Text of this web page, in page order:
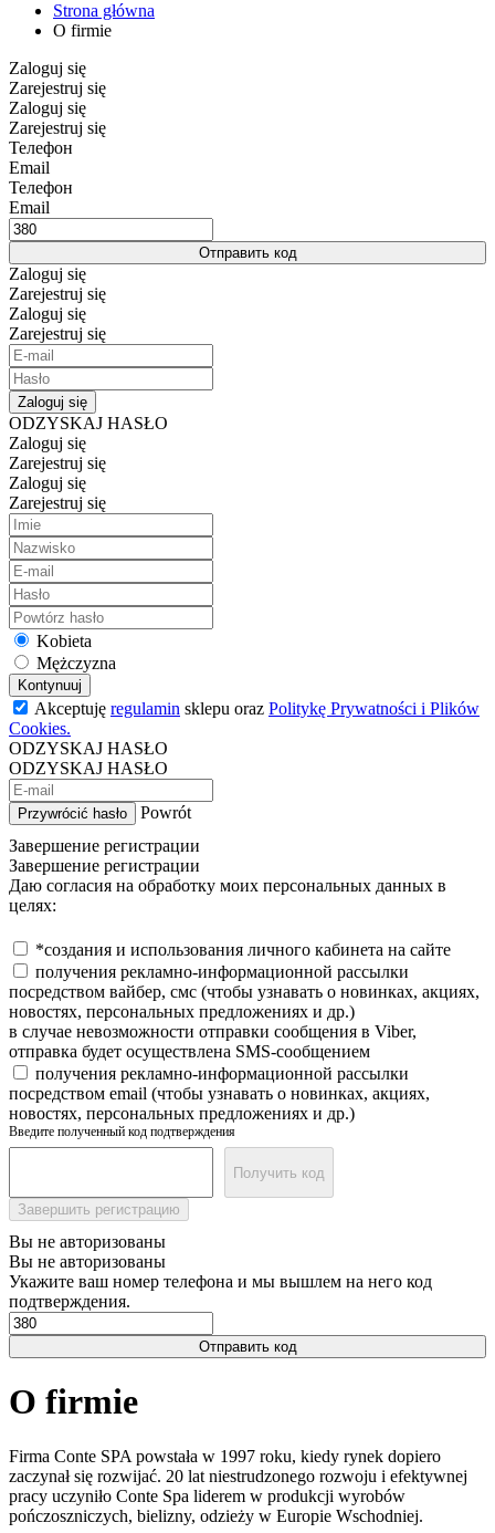
Strona główna
O firmie
Zaloguj się
Zarejestruj się
Zaloguj się
Zarejestruj się
Телефон
Email
Телефон
Email
Отправить код
Zaloguj się
Zarejestruj się
Zaloguj się
Zarejestruj się
Zaloguj się
ODZYSKAJ HASŁO
Zaloguj się
Zarejestruj się
Zaloguj się
Zarejestruj się
Kobieta
Mężczyzna
Kontynuuj
Akceptuję regulamin sklepu oraz Politykę Prywatności i Plików
Cookies.
ODZYSKAJ HASŁO
ODZYSKAJ HASŁO
Przywrócić hasło
Powrót
Завершение регистрации
Завершение регистрации
Даю согласия на обработку моих персональных данных в
целях:
*создания и использования личного кабинета на сайте
получения рекламно-информационной рассылки
посредством вайбер, смс (чтобы узнавать о новинках, акциях,
новостях, персональных предложениях и др.)
в случае невозможности отправки сообщения в Viber,
отправка будет осуществлена SMS-сообщением
получения рекламно-информационной рассылки
посредством email (чтобы узнавать о новинках, акциях,
новостях, персональных предложениях и др.)
Введите полученный код подтверждения
Получить код
Завершить регистрацию
Вы не авторизованы
Вы не авторизованы
Укажите ваш номер телефона и мы вышлем на него код
подтверждения.
Отправить код
O firmie
Firma Conte SPA powstała w 1997 roku, kiedy rynek dopiero
zaczynał się rozwijać. 20 lat niestrudzonego rozwoju i efektywnej
pracy uczyniło Conte Spa liderem w produkcji wyrobów
pończoszniczych, bielizny, odzieży w Europie Wschodniej.